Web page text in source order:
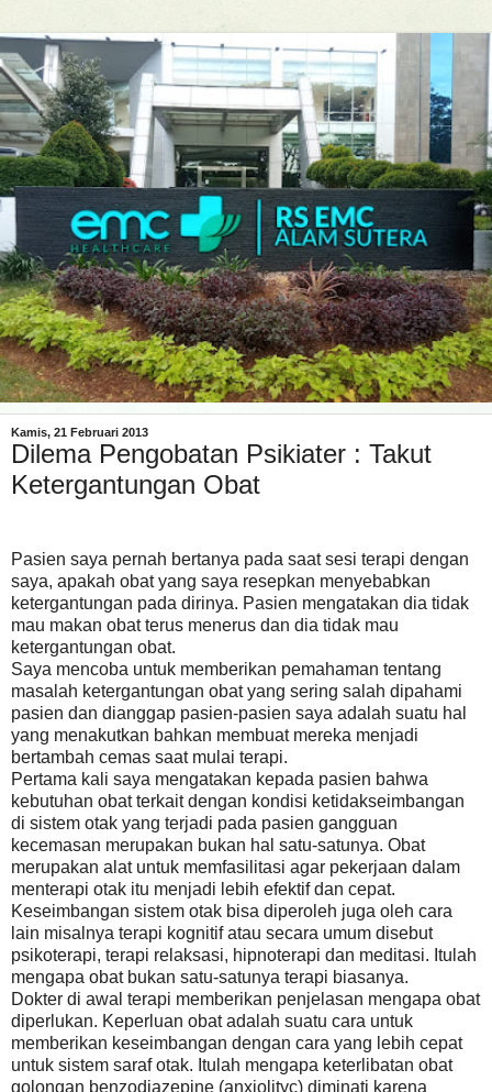
Kamis, 21 Februari 2013
Dilema Pengobatan Psikiater : Takut
Ketergantungan Obat
Pasien saya pernah bertanya pada saat sesi terapi dengan
saya, apakah obat yang saya resepkan menyebabkan
ketergantungan pada dirinya. Pasien mengatakan dia tidak
mau makan obat terus menerus dan dia tidak mau
ketergantungan obat.
Saya mencoba untuk memberikan pemahaman tentang
masalah ketergantungan obat yang sering salah dipahami
pasien dan dianggap pasien-pasien saya adalah suatu hal
yang menakutkan bahkan membuat mereka menjadi
bertambah cemas saat mulai terapi.
Pertama kali saya mengatakan kepada pasien bahwa
kebutuhan obat terkait dengan kondisi ketidakseimbangan
di sistem otak yang terjadi pada pasien gangguan
kecemasan merupakan bukan hal satu-satunya. Obat
merupakan alat untuk memfasilitasi agar pekerjaan dalam
menterapi otak itu menjadi lebih efektif dan cepat.
Keseimbangan sistem otak bisa diperoleh juga oleh cara
lain misalnya terapi kognitif atau secara umum disebut
psikoterapi, terapi relaksasi, hipnoterapi dan meditasi. Itulah
mengapa obat bukan satu-satunya terapi biasanya.
Dokter di awal terapi memberikan penjelasan mengapa obat
diperlukan. Keperluan obat adalah suatu cara untuk
memberikan keseimbangan dengan cara yang lebih cepat
untuk sistem saraf otak. Itulah mengapa keterlibatan obat
golongan benzodiazepine (anxiolityc) diminati karena